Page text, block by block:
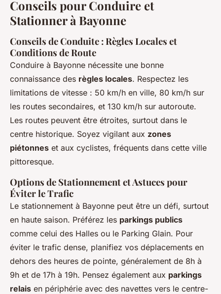
Conseils pour Conduire et
Stationner à Bayonne
Conseils de Conduite : Règles Locales et
Conditions de Route
Conduire à Bayonne nécessite une bonne
connaissance des règles locales. Respectez les
limitations de vitesse : 50 km/h en ville, 80 km/h sur
les routes secondaires, et 130 km/h sur autoroute.
Les routes peuvent être étroites, surtout dans le
centre historique. Soyez vigilant aux zones
piétonnes et aux cyclistes, fréquents dans cette ville
pittoresque.
Options de Stationnement et Astuces pour
Éviter le Trafic
Le stationnement à Bayonne peut être un défi, surtout
en haute saison. Préférez les parkings publics
comme celui des Halles ou le Parking Glain. Pour
éviter le trafic dense, planifiez vos déplacements en
dehors des heures de pointe, généralement de 8h à
9h et de 17h à 19h. Pensez également aux parkings
relais en périphérie avec des navettes vers le centre-